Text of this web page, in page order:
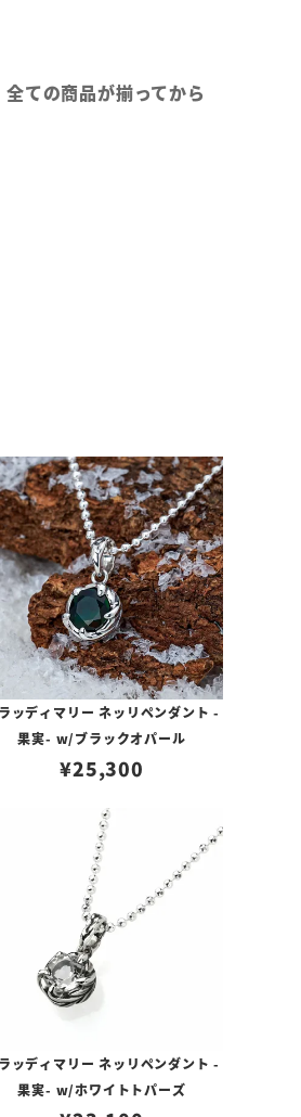
ての商品が揃ってから
ッディマリー ネッリペンダント -
果実- w/ブラックオパール
¥25,300
ッディマリー ネッリペンダント -
果実- w/ホワイトトパーズ